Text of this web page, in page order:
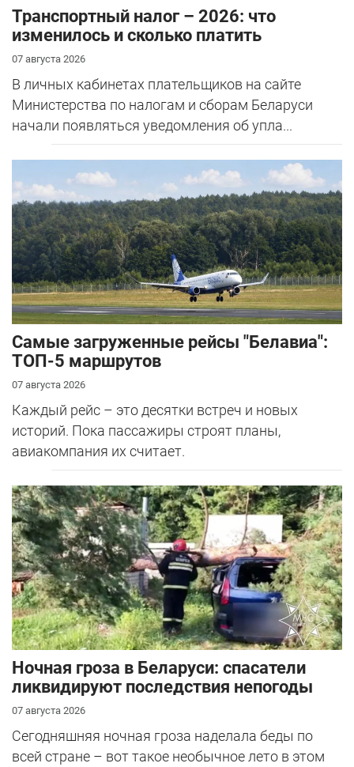
Транспортный налог – 2026: что
изменилось и сколько платить
07 августа 2026
В личных кабинетах плательщиков на сайте
Министерства по налогам и сборам Беларуси
начали появляться уведомления об упла...
Самые загруженные рейсы "Белавиа":
ТОП-5 маршрутов
07 августа 2026
Каждый рейс – это десятки встреч и новых
историй. Пока пассажиры строят планы,
авиакомпания их считает.
Ночная гроза в Беларуси: спасатели
ликвидируют последствия непогоды
07 августа 2026
Сегодняшняя ночная гроза наделала беды по
всей стране – вот такое необычное лето в этом